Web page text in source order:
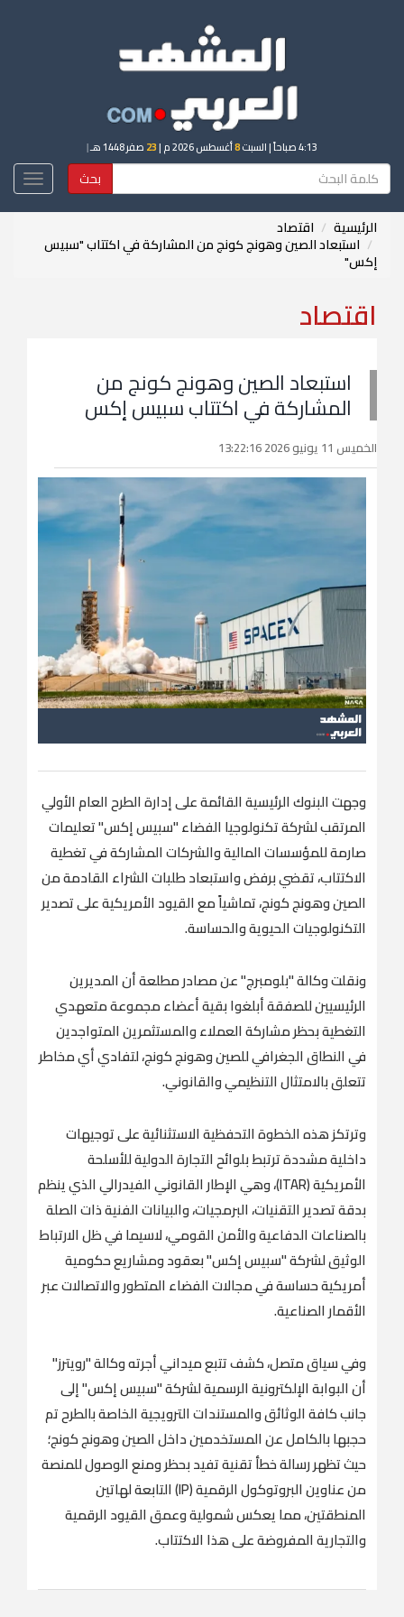
4:13 صباحاً | السبت8أغسطس 2026 م | 23 صفر 1448 هـ |
بحث
الرئيسية اقتصاد
استبعاد الصين وهونج كونج من المشاركة في اكتتاب "سبيس
إكس"
اقتصاد
استبعاد الصين وهونج كونج من
المشاركة في اكتتاب سبيس إكس
الخميس 11 يونيو 2026 13:22:16
وجهت البنوك الرئيسية القائمة على إدارة الطرح العام الأولي
المرتقب لشركة تكنولوجيا الفضاء "سبيس إكس" تعليمات
صارمة للمؤسسات المالية والشركات المشاركة في تغطية
الاكتتاب، تقضي برفض واستبعاد طلبات الشراء القادمة من
الصين وهونج كونج، تماشياً مع القيود الأمريكية على تصدير
التكنولوجيات الحيوية والحساسة.
ونقلت وكالة "بلومبرج" عن مصادر مطلعة أن المديرين
الرئيسيين للصفقة أبلغوا بقية أعضاء مجموعة متعهدي
التغطية بحظر مشاركة العملاء والمستثمرين المتواجدين
في النطاق الجغرافي للصين وهونج كونج، لتفادي أي مخاطر
تتعلق بالامتثال التنظيمي والقانوني.
وترتكز هذه الخطوة التحفظية الاستثنائية على توجيهات
داخلية مشددة ترتبط بلوائح التجارة الدولية للأسلحة
الأمريكية (ITAR)، وهي الإطار القانوني الفيدرالي الذي ينظم
بدقة تصدير التقنيات، البرمجيات، والبيانات الفنية ذات الصلة
بالصناعات الدفاعية والأمن القومي، لاسيما في ظل الارتباط
الوثيق لشركة "سبيس إكس" بعقود ومشاريع حكومية
أمريكية حساسة في مجالات الفضاء المتطور والاتصالات عبر
الأقمار الصناعية.
وفي سياق متصل، كشف تتبع ميداني أجرته وكالة "رويترز"
أن البوابة الإلكترونية الرسمية لشركة "سبيس إكس" إلى
جانب كافة الوثائق والمستندات الترويجية الخاصة بالطرح تم
حجبها بالكامل عن المستخدمين داخل الصين وهونج كونج؛
حيث تظهر رسالة خطأ تقنية تفيد بحظر ومنع الوصول للمنصة
من عناوين البروتوكول الرقمية (IP) التابعة لهاتين
المنطقتين، مما يعكس شمولية وعمق القيود الرقمية
والتجارية المفروضة على هذا الاكتتاب.